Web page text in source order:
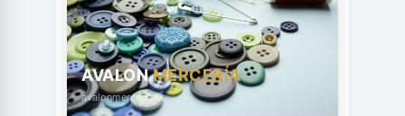
AVALONMERCERÍA
avalonmerceria.es